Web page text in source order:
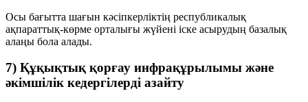
Осы бағытта шағын кәсіпкерліктің республикалық
ақпараттық-көрме орталығы жүйені іске асырудың базалық
алаңы бола алады.
7) Құқықтық қорғау инфрақұрылымы және
әкімшілік кедергілерді азайту